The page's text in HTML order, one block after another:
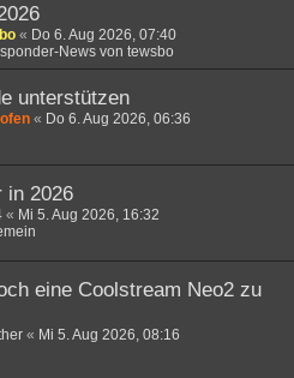
« Do 6. Aug 2026, 07:40
News von tewsbo
unterstützen
« Do 6. Aug 2026, 06:36
in 2026
« Mi 5. Aug 2026, 16:32
eine Coolstream Neo2 zu
« Mi 5. Aug 2026, 08:16